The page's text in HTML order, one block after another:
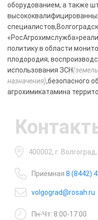
оборудованием, а также
политику в области
плодородия,
использования ЗСН
назначения),безопасного
агрохимикатамина
400002, г.
Приёмная 8 (8442)
volgograd@rosah.ru
Пн-Чт: 8:00-17:00